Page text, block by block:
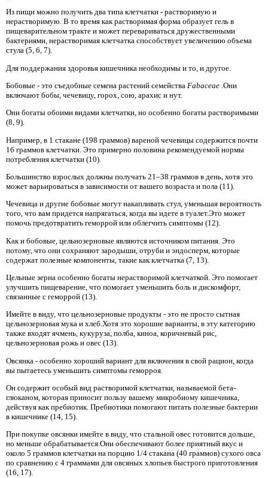
Из пищи можно получить два типа клетчатки - растворимую и
нерастворимую. В то время как растворимая форма образует гель в
пищеварительном тракте и может перевариваться дружественными
бактериями, нерастворимая клетчатка способствует увеличению объема
стула (5, 6, 7).
Для поддержания здоровья кишечника необходимы и то, и другое.
Бобовые - это съедобные семена растений семейства Fabaceae .Они
включают бобы, чечевицу, горох, сою, арахис и нут.
Они богаты обоими видами клетчатки, но особенно богаты растворимыми
(8, 9).
Например, в 1 стакане (198 граммов) вареной чечевицы содержится почти
16 граммов клетчатки. Это примерно половина рекомендуемой нормы
потребления клетчатки (10).
Большинство взрослых должны получать 21–38 граммов в день, хотя это
может варьироваться в зависимости от вашего возраста и пола (11).
Чечевица и другие бобовые могут накапливать стул, уменьшая вероятность
того, что вам придется напрягаться, когда вы идете в туалет.Это может
помочь предотвратить геморрой или облегчить симптомы (12).
Как и бобовые, цельнозерновые являются источником питания. Это
потому, что они сохраняют зародыши, отруби и эндосперм, которые
содержат полезные компоненты, такие как клетчатка (7, 13).
Цельные зерна особенно богаты нерастворимой клетчаткой. Это помогает
улучшить пищеварение, что помогает уменьшить боль и дискомфорт,
связанные с геморрой (13).
Имейте в виду, что цельнозерновые продукты - это не просто сытная
цельнозерновая мука и хлеб.Хотя это хорошие варианты, в эту категорию
также входят ячмень, кукуруза, полба, киноа, коричневый рис,
цельнозерновая рожь и овес (13).
Овсянка - особенно хороший вариант для включения в свой рацион, когда
вы пытаетесь уменьшить симптомы геморроя.
Он содержит особый вид растворимой клетчатки, называемой бета-
глюканом, которая приносит пользу вашему микробиому кишечника,
действуя как пребиотик. Пребиотики помогают питать полезные бактерии
в кишечнике (14, 15).
При покупке овсянки имейте в виду, что стальной овес готовится дольше,
но меньше обрабатывается.Они обеспечивают более приятный вкус и
около 5 граммов клетчатки на порцию 1/4 стакана (40 граммов) сухого овса
по сравнению с 4 граммами для овсяных хлопьев быстрого приготовления
(16, 17).